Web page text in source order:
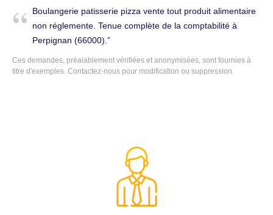
aussi nous aimerions savoir ce qu’il est possible de faire.
Merci d’avance. Tenue complète de la comptabilité à
Perpignan (66000).
Boulangerie patisserie pizza vente tout produit alimentaire
non réglemente. Tenue complète de la comptabilité à
Perpignan (66000).
Ces demandes, préalablement vérifiées et anonymisées, sont fournies à
titre d'exemples. Contactez-nous pour modification ou suppression.